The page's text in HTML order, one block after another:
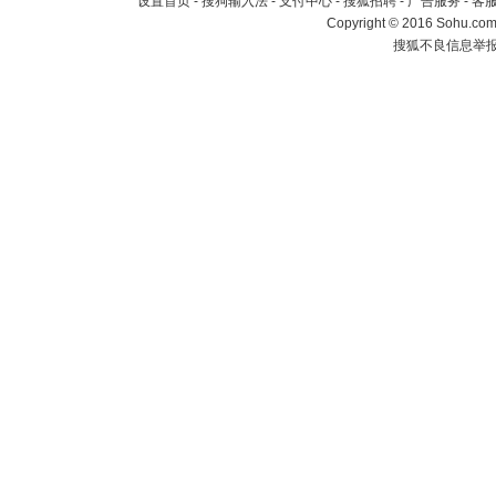
Copyright©2016
搜狐不良信息举